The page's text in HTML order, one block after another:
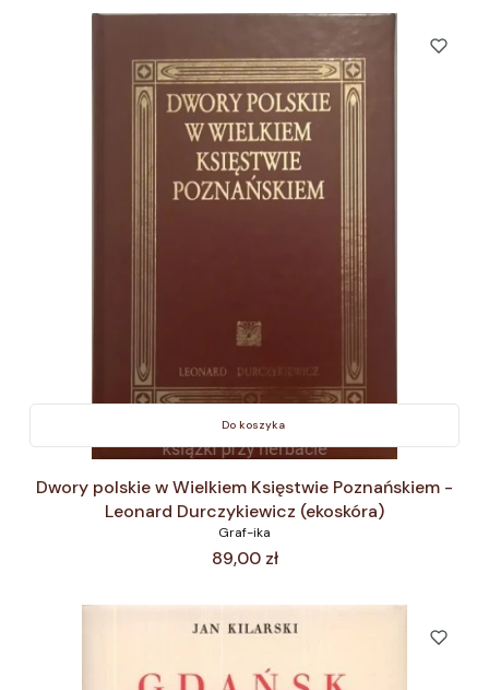
Do koszyka
Dwory polskie w Wielkiem Księstwie Poznańskiem -
Leonard Durczykiewicz (ekoskóra)
Graf-ika
Cena
89,00 zł